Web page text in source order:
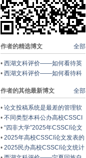
全部
作者的精选博文
• 西湖文科评价——如何看待英
文论文
• 西湖文科评价——如何看待科
全部
作者的其他最新博文
• 论文投稿系统是最差的管理软
件
• 不同类型本科公办高校CSSCI
论文分析——16.8%的本科高校
C刊论文为0
• “四非大学”2025年CSSCI论文
答卷
• 2025年高校CSSCI论文发表的
深度分析——373所本科大学C
刊数量为0
• 2025民办高校CSSCI论文统计
——58%的民办高校C刊数量为